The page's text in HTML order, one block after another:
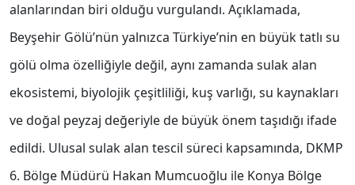
alanlarından biri olduğu vurgulandı. Açıklamada,
Beyşehir Gölü’nün yalnızca Türkiye’nin en büyük tatlı su
gölü olma özelliğiyle değil, aynı zamanda sulak alan
ekosistemi, biyolojik çeşitliliği, kuş varlığı, su kaynakları
ve doğal peyzaj değeriyle de büyük önem taşıdığı ifade
edildi. Ulusal sulak alan tescil süreci kapsamında, DKMP
6. Bölge Müdürü Hakan Mumcuoğlu ile Konya Bölge